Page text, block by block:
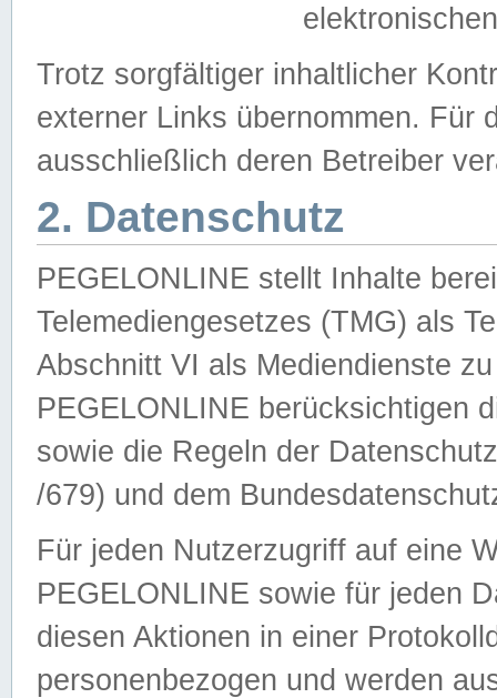
Trotz sorgfältiger inhaltlicher
externer Links übernommen. Für
ausschließlich deren Betreiber
2. Datenschutz
PEGELONLINE stellt Inhalte
Telemediengesetzes (TMG) als
Abschnitt VI als Mediendienste
PEGELONLINE berücksichtigen
sowie die Regeln der
/679) und dem
Für jeden Nutzerzugriff auf eine
PEGELONLINE sowie für jeden
diesen Aktionen in einer
personenbezogen und werden